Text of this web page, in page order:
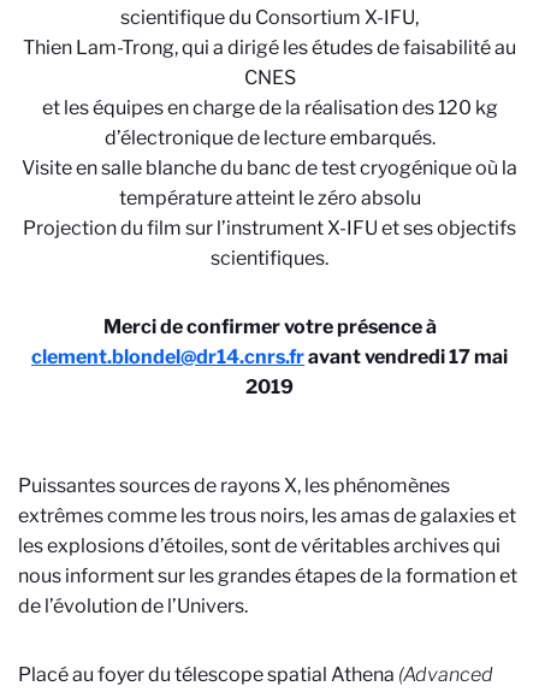
scientifique du Consortium X-IFU,
Thien Lam-Trong, qui a dirigé les études de faisabilité au
CNES
et les équipes en charge de la réalisation des 120 kg
d’électronique de lecture embarqués.
Visite en salle blanche du banc de test cryogénique où la
température atteint le zéro absolu
Projection du film sur l’instrument X-IFU et ses objectifs
scientifiques.
Merci de confirmer votre présence à
clement.blondel@dr14.cnrs.fravant vendredi 17 mai
2019
Puissantes sources de rayons X, les phénomènes
extrêmes comme les trous noirs, les amas de galaxies et
les explosions d’étoiles, sont de véritables archives qui
nous informent sur les grandes étapes de la formation et
de l’évolution de l’Univers.
Placé au foyer du télescope spatial Athena (Advanced